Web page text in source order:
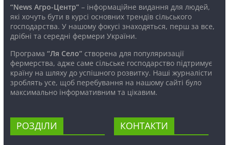
“News Агро-Центр”– інформаційне видання для людей,
які хочуть бути в курсі основних трендів сільського
господарства. У нашому фокусі знаходяться, перш за все,
дрібні та середні фермери України.
Програма “Ля Село”створена для популяризації
фермерства, адже саме сільське господарство підтримує
країну на шляху до успішного розвитку. Наші журналісти
зроблять усе, щоб перебування на нашому сайті було
максимально інформативним та цікавим.
РОЗДІЛИ КОНТАКТИ